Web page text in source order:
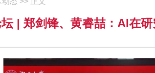
| 郑剑锋、黄睿喆：AI在